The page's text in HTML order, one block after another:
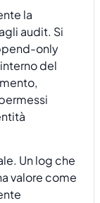
la
audit. Si
only
del
Un log che
valore come